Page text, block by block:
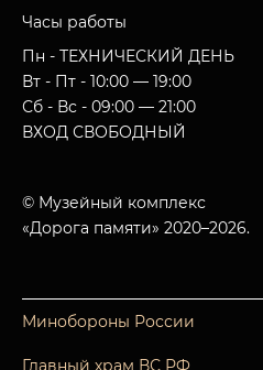
Часы работы
Пн - ТЕХНИЧЕСКИЙ ДЕНЬ
Вт - Пт - 10:00 — 19:00
Сб - Вс - 09:00 — 21:00
ВХОД СВОБОДНЫЙ
© Музейный комплекс
«Дорога памяти» 2020–2026.
Минобороны России
Главный храм ВС РФ